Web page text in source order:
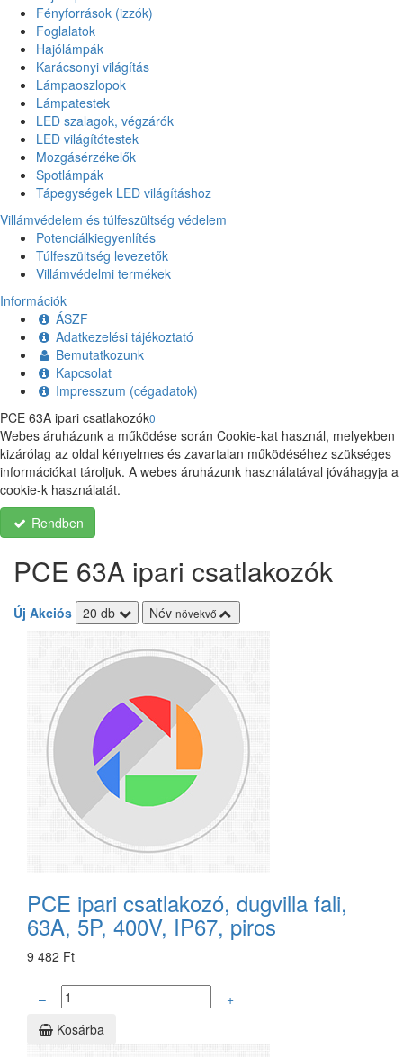
Fényforrások (izzók)
Foglalatok
Hajólámpák
Karácsonyi világítás
Lámpaoszlopok
Lámpatestek
LED szalagok, végzárók
LED világítótestek
Mozgásérzékelők
Spotlámpák
Tápegységek LED világításhoz
Villámvédelem és túlfeszültség védelem
Potenciálkiegyenlítés
Túlfeszültség levezetők
Villámvédelmi termékek
Információk
ÁSZF
Adatkezelési tájékoztató
Bemutatkozunk
Kapcsolat
Impresszum (cégadatok)
PCE 63A ipari csatlakozók0
Webes áruházunk a működése során Cookie-kat használ, melyekben
kizárólag az oldal kényelmes és zavartalan működéséhez szükséges
információkat tároljuk. A webes áruházunk használatával jóváhagyja a
cookie-k használatát.
Rendben
PCE 63A ipari csatlakozók
Új Akciós 20 db Név növekvő
PCE ipari csatlakozó, dugvilla fali,
63A, 5P, 400V, IP67, piros
9 482 Ft
–
+
Kosárba